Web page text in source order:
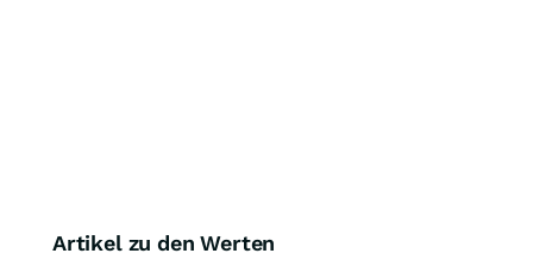
Artikel zu den Werten